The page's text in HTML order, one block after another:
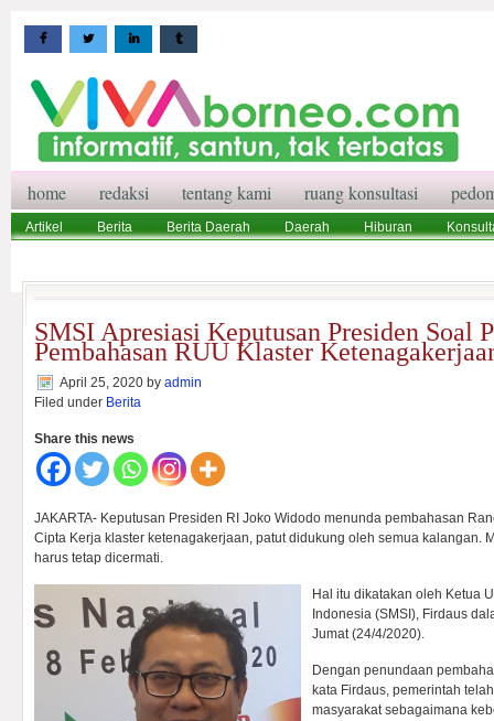
home redaksi tentang kami ruang konsultasi
Artikel Berita Berita Daerah Daerah Hiburan
SMSI Apresiasi Keputusan Presiden Soal
Pembahasan RUU Klaster
April 25, 2020 by admin
Filed under Berita
Share this news
JAKARTA- Keputusan Presiden RI Joko Widodo menunda pembahasan
Cipta Kerja klaster ketenagakerjaan, patut didukung oleh semua kalangan.
harus tetap dicermati.
Hal itu dikatakan oleh Ketua
Indonesia (SMSI), Firdaus
Jumat (24/4/2020).
Dengan penundaan
kata Firdaus, pemerintah
masyarakat sebagaimana